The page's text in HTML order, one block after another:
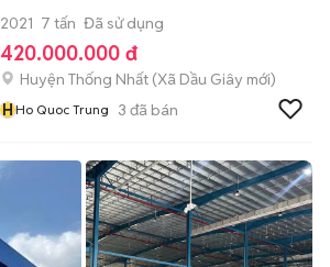
2021 7 tấn Đã sử dụng
420.000.000 đ
Huyện Thống Nhất (Xã Dầu Giây mới)
HHo Quoc Trung 3 đã bán